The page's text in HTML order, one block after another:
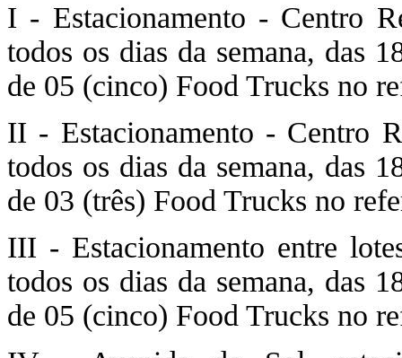
I - Estacionamento - Centro
todos os dias da semana, das
de 05 (cinco) Food Trucks no
II - Estacionamento - Centro
todos os dias da semana, das
de 03 (três) Food Trucks no
III - Estacionamento entre
todos os dias da semana, das
de 05 (cinco) Food Trucks no